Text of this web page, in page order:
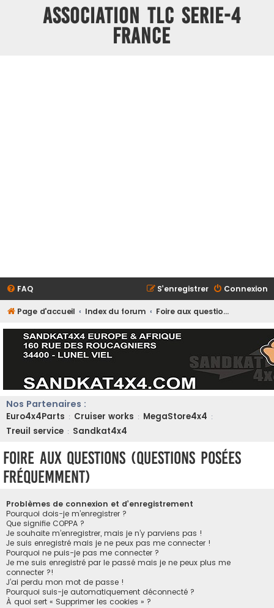
ASSOCIATION TLC SERIE-4
FRANCE
FAQ Connexion
S’enregistrer
Page d'accueil Index du forum Foire aux questions (Questions posées fréquemment)
Nos Partenaires :
Euro4x4Parts : Cruiser works : MegaStore4x4 :
Treuil service : Sandkat4x4
Foire aux questions (Questions posées
fréquemment)
Problèmes de connexion et d’enregistrement
Pourquoi dois-je m’enregistrer ?
Que signifie COPPA ?
Je souhaite m’enregistrer, mais je n’y parviens pas !
Je suis enregistré mais je ne peux pas me connecter !
Pourquoi ne puis-je pas me connecter ?
Je me suis enregistré par le passé mais je ne peux plus me
connecter ?!
J’ai perdu mon mot de passe !
Pourquoi suis-je automatiquement déconnecté ?
À quoi sert « Supprimer les cookies » ?